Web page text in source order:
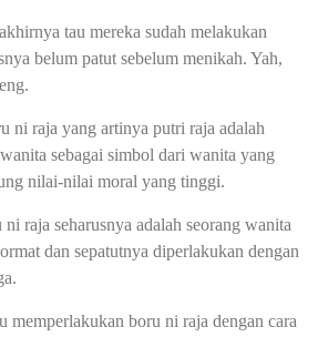
tau mereka sudah melakukan
belum patut sebelum menikah. Yah,
ni raja yang artinya putri raja adalah
sebagai simbol dari wanita yang
nilai-nilai moral yang tinggi.
raja seharusnya adalah seorang wanita
dan sepatutnya diperlakukan dengan
memperlakukan boru ni raja dengan cara